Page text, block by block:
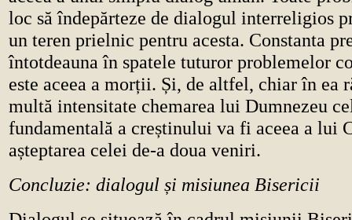
loc să îndepărteze de dialogul interreligios
un teren prielnic pentru acesta. Constanta
întotdeauna în spatele tuturor problemelor
este aceea a morții. Și, de altfel, chiar în ea
multă intensitate chemarea lui Dumnezeu
fundamentală a creștinului va fi aceea a lui
așteptarea celei de-a doua veniri.
Concluzie: dialogul și misiunea Bisericii